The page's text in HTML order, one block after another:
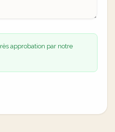
approbation par notre